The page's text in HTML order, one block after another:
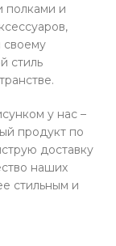
полками и
своему
стиль
у нас –
продукт по
доставку
наших
стильным и